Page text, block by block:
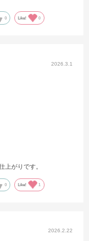
0 Like! 0
2026.3.1
上がりです。
0 Like! 1
2026.2.22